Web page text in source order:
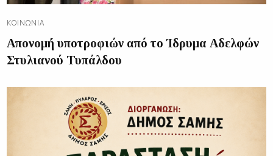
ΚΟΙΝΩΝΊΑ
Απονομή υποτροφιών από το Ίδρυμα Αδελφών
Στυλιανού Τυπάλδου